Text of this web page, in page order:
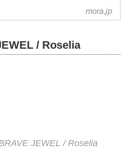
mora.jp
/ Roselia
JEWEL / Roselia